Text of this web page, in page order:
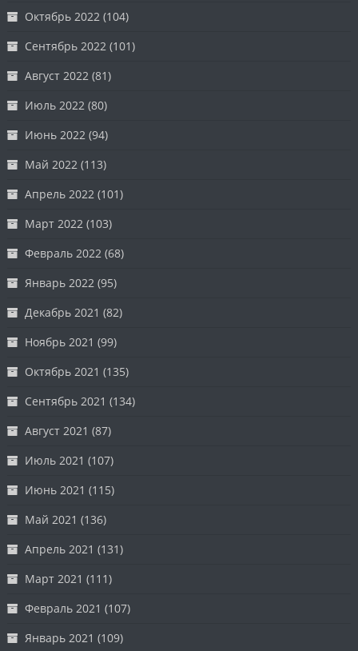
Октябрь 2022 (104)
Сентябрь 2022 (101)
Август 2022 (81)
Июль 2022 (80)
Июнь 2022 (94)
Май 2022 (113)
Апрель 2022 (101)
Март 2022 (103)
Февраль 2022 (68)
Январь 2022 (95)
Декабрь 2021 (82)
Ноябрь 2021 (99)
Октябрь 2021 (135)
Сентябрь 2021 (134)
Август 2021 (87)
Июль 2021 (107)
Июнь 2021 (115)
Май 2021 (136)
Апрель 2021 (131)
Март 2021 (111)
Февраль 2021 (107)
Январь 2021 (109)